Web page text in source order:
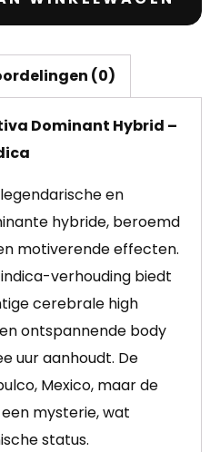
(0)
Dominant Hybrid –
en
hybride, beroemd
motiverende effecten.
verhouding biedt
cerebrale high
ontspannende body
uur aanhoudt. De
Mexico, maar de
mysterie, wat
status.